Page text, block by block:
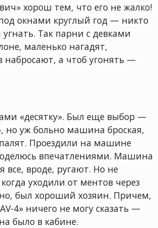
хорош тем, что его не жалко!
окнами круглый год — никто
Так парни с девками
маленько нагадят,
набросают, а чтоб угонять —
«десятку». Был еще выбор —
но уж больно машина броская,
Проездили на машине
впечатлениями. Машина
все, вроде, ругают. Но не
уходили от ментов через
был хороший хозяин. Причем,
4» ничего не могу сказать —
было в кабине.